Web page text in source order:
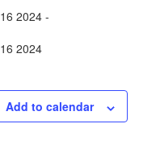
16 2024 -
16 2024
Add to calendar